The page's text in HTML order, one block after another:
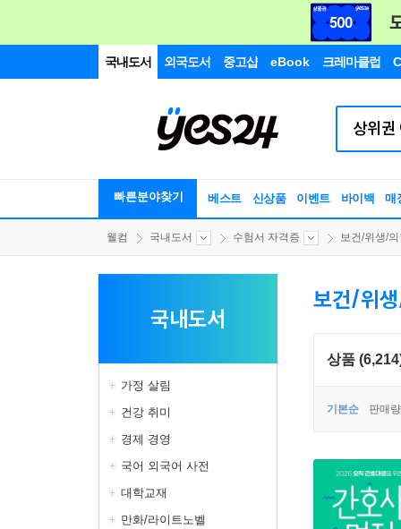
국내도서 외국도서 중고샵 eBook 크레마클럽
빠른분야찾기 베스트 신상품 이벤트 바이백 매
웰컴 국내도서 수험서 자격증 보건/위생/
국내도서
가정 살림
건강 취미
경제 경영
국어 외국어 사전
대학교재
만화/라이트노벨
보건/위
상품
기본순 판매